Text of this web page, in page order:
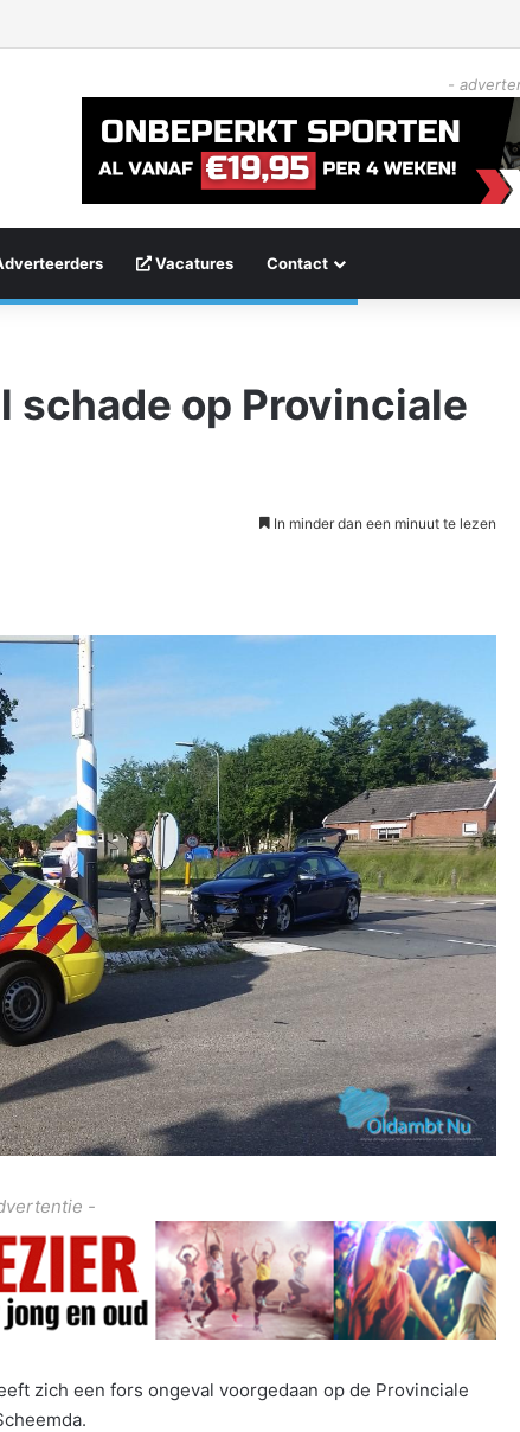
-
Vacatures Contact
schade op Provinciale
In minder dan een minuut te lezen
-
zich een fors ongeval voorgedaan op de Provinciale